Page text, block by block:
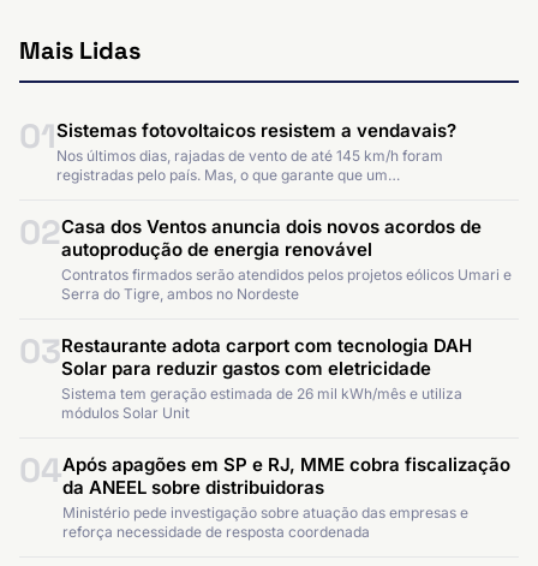
Mais Lidas
01Sistemas fotovoltaicos resistem a vendavais?
Nos últimos dias, rajadas de vento de até 145 km/h foram
registradas pelo país. Mas, o que garante que um…
02Casa dos Ventos anuncia dois novos acordos de
autoprodução de energia renovável
Contratos firmados serão atendidos pelos projetos eólicos Umari e
Serra do Tigre, ambos no Nordeste
03Restaurante adota carport com tecnologia DAH
Solar para reduzir gastos com eletricidade
Sistema tem geração estimada de 26 mil kWh/mês e utiliza
módulos Solar Unit
04Após apagões em SP e RJ, MME cobra fiscalização
da ANEEL sobre distribuidoras
Ministério pede investigação sobre atuação das empresas e
reforça necessidade de resposta coordenada